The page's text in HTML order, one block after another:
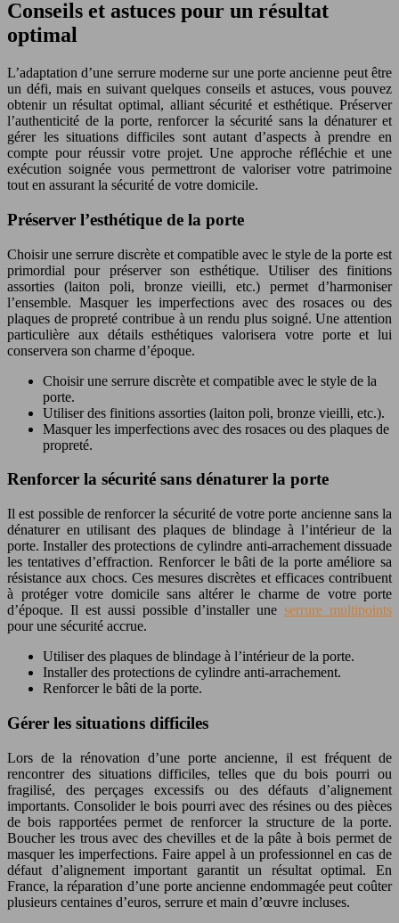
Conseils et astuces pour un résultat
optimal
L’adaptation d’une serrure moderne sur une porte ancienne peut être
un défi, mais en suivant quelques conseils et astuces, vous pouvez
obtenir un résultat optimal, alliant sécurité et esthétique. Préserver
l’authenticité de la porte, renforcer la sécurité sans la dénaturer et
gérer les situations difficiles sont autant d’aspects à prendre en
compte pour réussir votre projet. Une approche réfléchie et une
exécution soignée vous permettront de valoriser votre patrimoine
tout en assurant la sécurité de votre domicile.
Préserver l’esthétique de la porte
Choisir une serrure discrète et compatible avec le style de la porte est
primordial pour préserver son esthétique. Utiliser des finitions
assorties (laiton poli, bronze vieilli, etc.) permet d’harmoniser
l’ensemble. Masquer les imperfections avec des rosaces ou des
plaques de propreté contribue à un rendu plus soigné. Une attention
particulière aux détails esthétiques valorisera votre porte et lui
conservera son charme d’époque.
Choisir une serrure discrète et compatible avec le style de la
porte.
Utiliser des finitions assorties (laiton poli, bronze vieilli, etc.).
Masquer les imperfections avec des rosaces ou des plaques de
propreté.
Renforcer la sécurité sans dénaturer la porte
Il est possible de renforcer la sécurité de votre porte ancienne sans la
dénaturer en utilisant des plaques de blindage à l’intérieur de la
porte. Installer des protections de cylindre anti-arrachement dissuade
les tentatives d’effraction. Renforcer le bâti de la porte améliore sa
résistance aux chocs. Ces mesures discrètes et efficaces contribuent
à protéger votre domicile sans altérer le charme de votre porte
d’époque. Il est aussi possible d’installer uneserrure multipoints
pour une sécurité accrue.
Utiliser des plaques de blindage à l’intérieur de la porte.
Installer des protections de cylindre anti-arrachement.
Renforcer le bâti de la porte.
Gérer les situations difficiles
Lors de la rénovation d’une porte ancienne, il est fréquent de
rencontrer des situations difficiles, telles que du bois pourri ou
fragilisé, des perçages excessifs ou des défauts d’alignement
importants. Consolider le bois pourri avec des résines ou des pièces
de bois rapportées permet de renforcer la structure de la porte.
Boucher les trous avec des chevilles et de la pâte à bois permet de
masquer les imperfections. Faire appel à un professionnel en cas de
défaut d’alignement important garantit un résultat optimal. En
France, la réparation d’une porte ancienne endommagée peut coûter
plusieurs centaines d’euros, serrure et main d’œuvre incluses.